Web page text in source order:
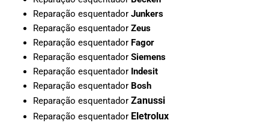
Reparação esquentador Junkers
Reparação esquentador Zeus
Reparação esquentador Fagor
Reparação esquentador Siemens
Reparação esquentador Indesit
Reparação esquentador Bosh
Reparação esquentador Zanussi
Reparação esquentador Eletrolux